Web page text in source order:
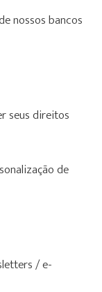
nossos bancos
seus direitos
de
/ e-